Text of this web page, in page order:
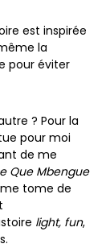
est inspirée
la
pour éviter
? Pour la
pour moi
de me
Que Mbengue
tome de
light, fun,